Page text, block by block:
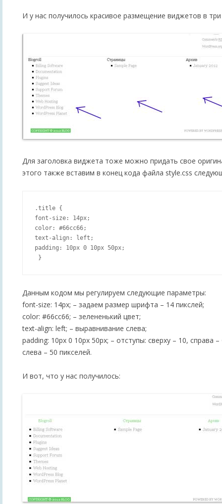
И у нас получилось красивое размещение виджетов в
Для заголовка виджета тоже можно придать свое
этого также вставим в конец кода файла style.css
.title {
font-size: 14px;
color: #66cc66;
text-align: left;
padding: 10px 0 10px 50px;
Данным кодом мы регулируем следующие параметры:
font-size: 14px; – задаем размер шрифта – 14 пикслей;
color: #66cc66; – зелененький цвет;
text-align: left; – выравнивание слева;
padding: 10px 0 10px 50px; – отступы: сверху – 10, справа
слева – 50 пикселей.
И вот, что у нас получилось: